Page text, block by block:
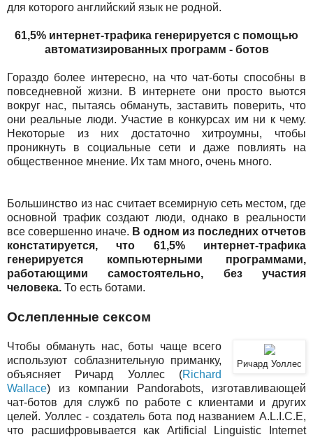
для которого английский язык не родной.
61,5% интернет-трафика генерируется с помощью
автоматизированных программ - ботов
Гораздо более интересно, на что чат-боты способны в
повседневной жизни. В интернете они просто вьются
вокруг нас, пытаясь обмануть, заставить поверить, что
они реальные люди. Участие в конкурсах им ни к чему.
Некоторые из них достаточно хитроумны, чтобы
проникнуть в социальные сети и даже повлиять на
общественное мнение. Их там много, очень много.
Большинство из нас считает всемирную сеть местом, где
основной трафик создают люди, однако в реальности
все совершенно иначе. В одном из последних отчетов
констатируется, что 61,5% интернет-трафика
генерируется компьютерными программами,
работающими самостоятельно, без участия
человека. То есть ботами.
Ослепленные сексом
Ричард Уоллес
Чтобы обмануть нас, боты чаще всего
используют соблазнительную приманку,
объясняет Ричард Уоллес (Richard
Wallace) из компании Pandorabots, изготавливающей
чат-ботов для служб по работе с клиентами и других
целей. Уоллес - создатель бота под названием A.L.I.C.E,
что расшифровывается как Artificial Linguistic Internet